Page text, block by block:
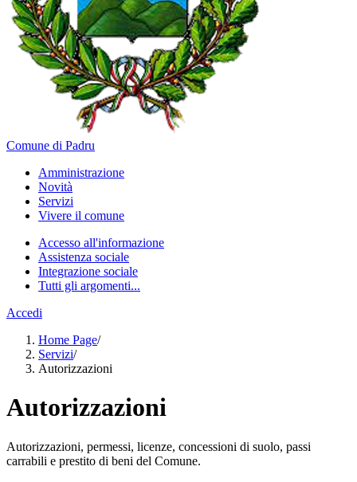
Comune di Padru
Amministrazione
Novità
Servizi
Vivere il comune
Accesso all'informazione
Assistenza sociale
Integrazione sociale
Tutti gli argomenti...
Accedi
Home Page/
Servizi/
Autorizzazioni
Autorizzazioni
Autorizzazioni, permessi, licenze, concessioni di suolo, passi
carrabili e prestito di beni del Comune.